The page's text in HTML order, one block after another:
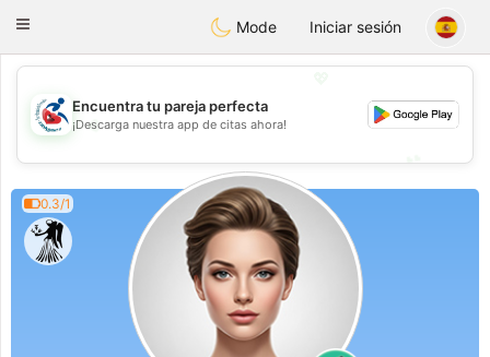
Handi Space
Toggle
Mode Iniciar sesión
💖
💕
Encuentra tu pareja perfecta
¡Descarga nuestra app de citas ahora!
0.3/1